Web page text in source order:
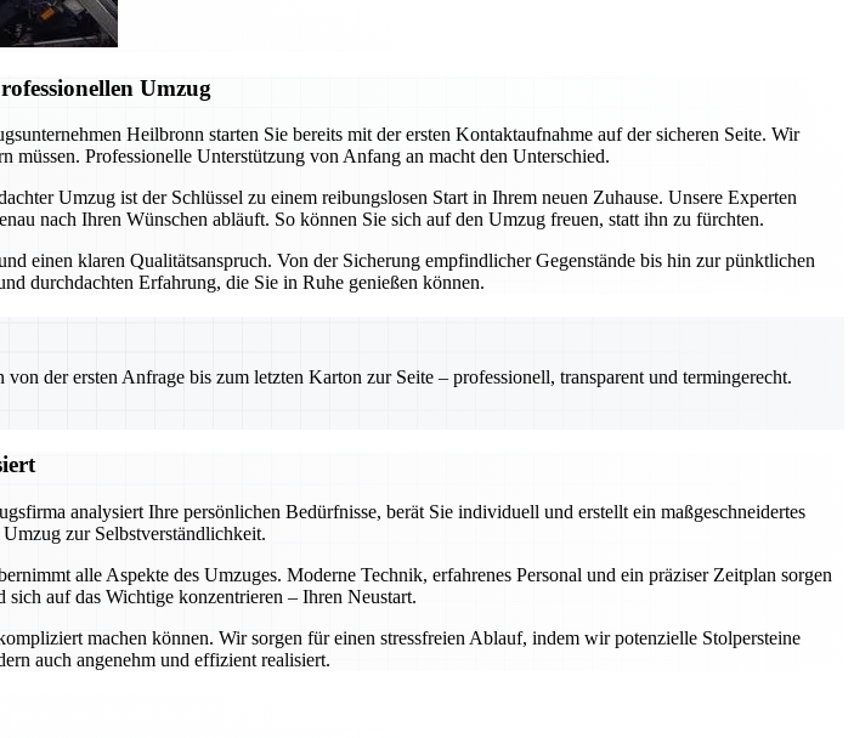
Umzug
Heilbronn starten Sie bereits mit der ersten Kontaktaufnahme auf der sicheren Seite. Wir
Professionelle Unterstützung von Anfang an macht den Unterschied.
Umzug ist der Schlüssel zu einem reibungslosen Start in Ihrem neuen Zuhause. Unsere Experten
nach Ihren Wünschen abläuft. So können Sie sich auf den Umzug freuen, statt ihn zu fürchten.
einen klaren Qualitätsanspruch. Von der Sicherung empfindlicher Gegenstände bis hin zur pünktlichen
durchdachten Erfahrung, die Sie in Ruhe genießen können.
der ersten Anfrage bis zum letzten Karton zur Seite – professionell, transparent und termingerecht.
analysiert Ihre persönlichen Bedürfnisse, berät Sie individuell und erstellt ein maßgeschneidertes
zur Selbstverständlichkeit.
alle Aspekte des Umzuges. Moderne Technik, erfahrenes Personal und ein präziser Zeitplan sorgen
auf das Wichtige konzentrieren – Ihren Neustart.
machen können. Wir sorgen für einen stressfreien Ablauf, indem wir potenzielle Stolpersteine
auch angenehm und effizient realisiert.